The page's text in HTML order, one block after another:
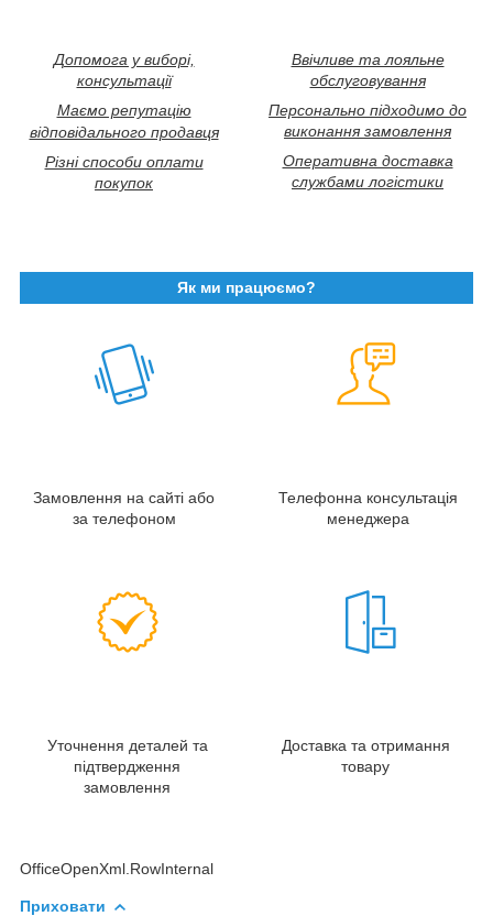
Допомога у виборі,
консультації
Маємо репутацію
відповідального продавця
Різні способи оплати
покупок
Ввічливе та лояльне
обслуговування
Персонально підходимо до
виконання замовлення
Оперативна доставка
службами логістики
Як ми працюємо?
Замовлення на сайті або
за телефоном
Телефонна консультація
менеджера
Уточнення деталей та
підтвердження
замовлення
Доставка та отримання
товару
OfficeOpenXml.RowInternal
Приховати